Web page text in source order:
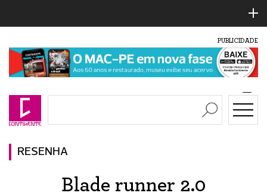
PUBLICIDADE
RESENHA
Blade runner 2.0